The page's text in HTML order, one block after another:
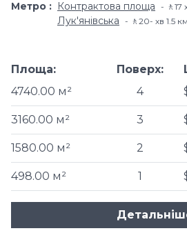
Метро Контрактова площа 🚶17
Лук'янівська 🚶20- хв​ 1.5 км
Площа:
4740.00 м²
Поверх:
4
3160.00 м² 3
1580.00 м² 2
498.00 м² 1